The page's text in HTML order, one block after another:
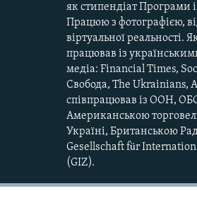
як стипендіат Програми
Працюю з фотографією,
віртуальної реальності.
працював із
медіа: Financial Times,
Свобода, The Ukrainians,
співпрацював із ООН,
Американською
Україні, Британською
Gesellschaft für
(GIZ).